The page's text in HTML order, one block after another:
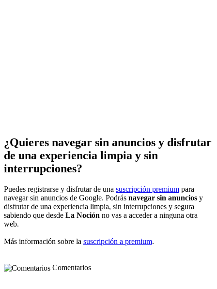
¿Quieres navegar sin anuncios y disfrutar
de una experiencia limpia y sin
interrupciones?
Puedes registrarse y disfrutar de una suscripción premium para
navegar sin anuncios de Google. Podrás navegar sin anuncios y
disfrutar de una experiencia limpia, sin interrupciones y segura
sabiendo que desde La Noción no vas a acceder a ninguna otra
web.
Más información sobre la suscripción a premium.
Comentarios